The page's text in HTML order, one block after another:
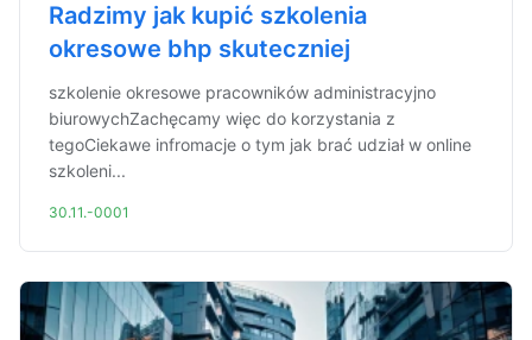
Radzimy jak kupić szkolenia
okresowe bhp skuteczniej
szkolenie okresowe pracowników administracyjno
biurowychZachęcamy więc do korzystania z
tegoCiekawe infromacje o tym jak brać udział w online
szkoleni...
30.11.-0001